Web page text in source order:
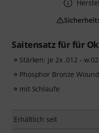
Saitensatz für für
Stärken: je 2x .012 -
Phosphor Bronze Wound
mit Schlaufe
Erhältlich seit